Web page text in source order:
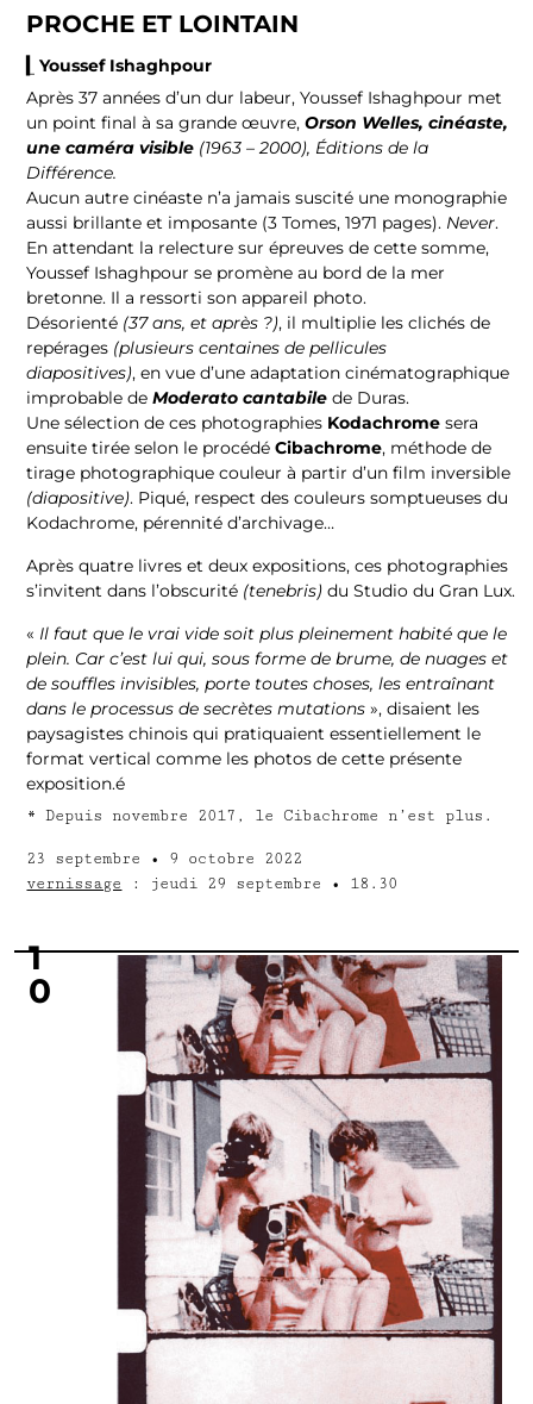
PROCHE ET LOINTAIN
▎Youssef Ishaghpour
–
Après 37 années d’un dur labeur, Youssef Ishaghpour met
un point final à sa grande œuvre,Orson Welles, cinéaste,
une caméra visible (1963 – 2000), Éditions de la
Différence.
Aucun autre cinéaste n’a jamais suscité une monographie
aussi brillante et imposante (3 Tomes, 1971 pages). Never.
En attendant la relecture sur épreuves de cette somme,
Youssef Ishaghpour se promène au bord de la mer
bretonne. Il a ressorti son appareil photo.
Désorienté (37 ans, et après ?), il multiplie les clichés de
repérages (plusieurs centaines de pellicules
diapositives), en vue d’une adaptation cinématographique
improbable deModerato cantabile de Duras.
Une sélection de ces photographies Kodachrome sera
ensuite tirée selon le procédéCibachrome, méthode de
tirage photographique couleur à partir d’un film inversible
(diapositive). Piqué, respect des couleurs somptueuses du
Kodachrome, pérennité d’archivage…
Après quatre livres et deux expositions, ces photographies
s’invitent dans l’obscurité (tenebris) du Studio du Gran Lux.
« Il faut que le vrai vide soit plus pleinement habité que le
plein. Car c’est lui qui, sous forme de brume, de nuages et
de souffles invisibles, porte toutes choses, les entraînant
dans le processus de secrètes mutations », disaient les
paysagistes chinois qui pratiquaient essentiellement le
format vertical comme les photos de cette présente
exposition.é
* Depuis novembre 2017, le Cibachrome n’est plus.
23 septembre • 9 octobre 2022
vernissage : jeudi 29 septembre • 18.30
1
0